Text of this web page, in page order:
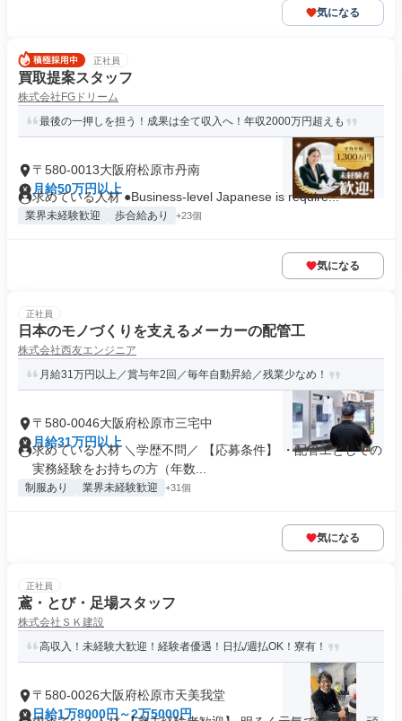
気になる
正社員
買取提案スタッフ
株式会社FGドリーム
最後の一押しを担う！成果は全て収入へ！年収2000万円超えも
〒580-0013大阪府松原市丹南
月給50万円以上
求めている人材 ●Business-level Japanese is require...
業界未経験歓迎 歩合給あり +23個
気になる
正社員
日本のモノづくりを支えるメーカーの配管工
株式会社西友エンジニア
月給31万円以上／賞与年2回／毎年自動昇給／残業少なめ！
〒580-0046大阪府松原市三宅中
月給31万円以上
求めている人材 ＼学歴不問／ 【応募条件】 ・配管工としての
実務経験をお持ちの方（年数...
制服あり 業界未経験歓迎 +31個
気になる
正社員
鳶・とび・足場スタッフ
株式会社ＳＫ建設
高収入！未経験大歓迎！経験者優遇！日払/週払OK！寮有！
〒580-0026大阪府松原市天美我堂
日給1万8000円～2万5000円